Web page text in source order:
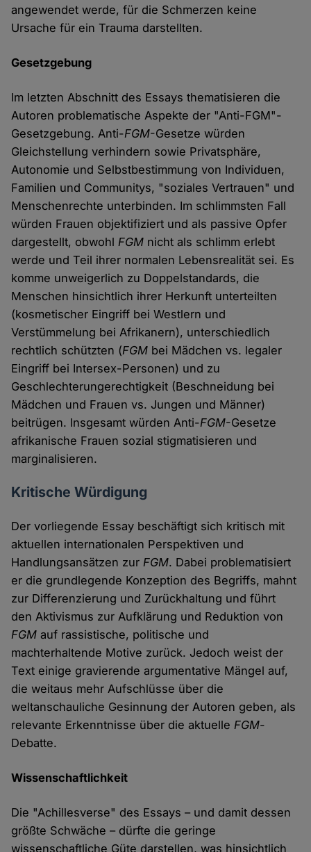
angewendet werde, für die Schmerzen keine
Ursache für ein Trauma darstellten.
Gesetzgebung
Im letzten Abschnitt des Essays thematisieren die
Autoren problematische Aspekte der "Anti-FGM"-
Gesetzgebung. Anti-FGM-Gesetze würden
Gleichstellung verhindern sowie Privatsphäre,
Autonomie und Selbstbestimmung von Individuen,
Familien und Communitys, "soziales Vertrauen" und
Menschenrechte unterbinden. Im schlimmsten Fall
würden Frauen objektifiziert und als passive Opfer
dargestellt, obwohlFGM nicht als schlimm erlebt
werde und Teil ihrer normalen Lebensrealität sei. Es
komme unweigerlich zu Doppelstandards, die
Menschen hinsichtlich ihrer Herkunft unterteilten
(kosmetischer Eingriff bei Westlern und
Verstümmelung bei Afrikanern), unterschiedlich
rechtlich schützten (FGM bei Mädchen vs. legaler
Eingriff bei Intersex-Personen) und zu
Geschlechterungerechtigkeit (Beschneidung bei
Mädchen und Frauen vs. Jungen und Männer)
beitrügen. Insgesamt würden Anti-FGM-Gesetze
afrikanische Frauen sozial stigmatisieren und
marginalisieren.
Kritische Würdigung
Der vorliegende Essay beschäftigt sich kritisch mit
aktuellen internationalen Perspektiven und
Handlungsansätzen zurFGM. Dabei problematisiert
er die grundlegende Konzeption des Begriffs, mahnt
zur Differenzierung und Zurückhaltung und führt
den Aktivismus zur Aufklärung und Reduktion von
FGM auf rassistische, politische und
machterhaltende Motive zurück. Jedoch weist der
Text einige gravierende argumentative Mängel auf,
die weitaus mehr Aufschlüsse über die
weltanschauliche Gesinnung der Autoren geben, als
relevante Erkenntnisse über die aktuelleFGM-
Debatte.
Wissenschaftlichkeit
Die "Achillesverse" des Essays – und damit dessen
größte Schwäche – dürfte die geringe
wissenschaftliche Güte darstellen, was hinsichtlich